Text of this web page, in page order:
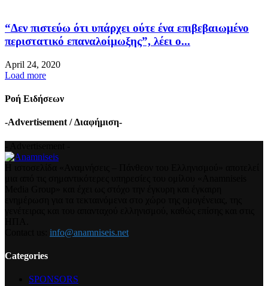
“Δεν πιστεύω ότι υπάρχει ούτε ένα επιβεβαιωμένο
περιστατικό επαναλοίμωξης”, λέει ο...
April 24, 2020
Load more
Ροή Ειδήσεων
-Advertisement / Διαφήμιση-
info@anamniseis.net
Categories
SPONSORS